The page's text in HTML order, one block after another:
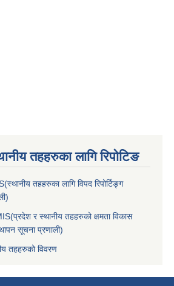
तहहरुका लागि रिपोटिङ
तहहरुका लागि विपद रिपोर्टिङ्ग
र स्थानीय तहहरुको क्षमता विकास
सूचना प्रणाली)
तहहरुको विवरण